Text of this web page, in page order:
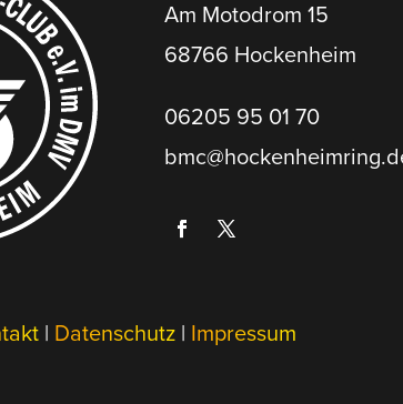
Am Motodrom 15
68766 Hockenheim
06205 95 01 70
| Datenschutz | Impressum